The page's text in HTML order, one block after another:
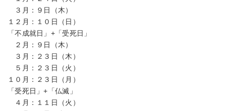
３月：９日（木）
１２月：１０日（日）
「不成就日」+「受死日」
２月：９日（木）
３月：２３日（木）
５月：２３日（火）
１０月：２３日（月）
「受死日」+「仏滅」
４月：１１日（火）